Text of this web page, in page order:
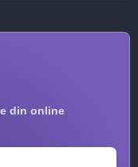
din online